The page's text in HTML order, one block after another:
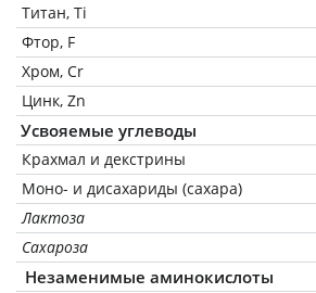
Титан, Ti
Фтор, F
Хром, Cr
Цинк, Zn
Усвояемые углеводы
Крахмал и декстрины
Моно- и дисахариды (сахара)
Лактоза
Сахароза
Незаменимые аминокислоты